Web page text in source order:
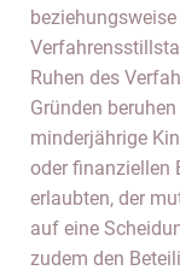
Ruhen des
Gründen
minderjährige
oder finanziellen
erlaubten, der
auf eine
zudem den